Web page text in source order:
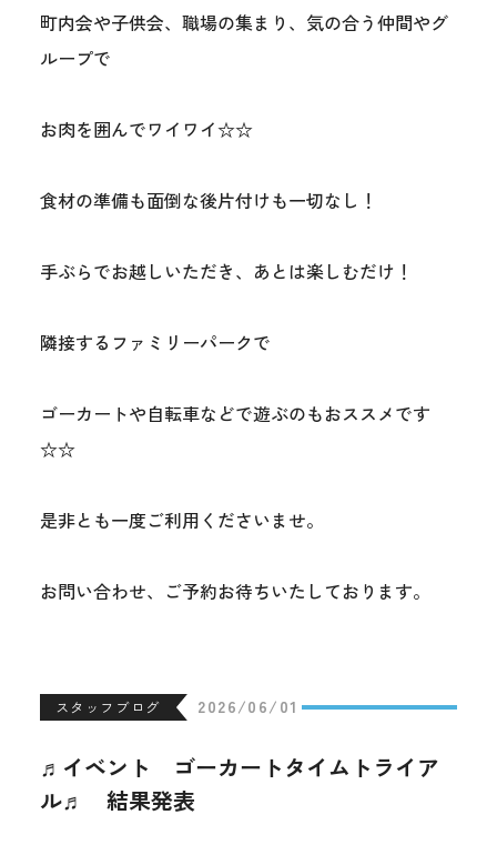
町内会や子供会、職場の集まり、気の合う仲間やグ
ループで
お肉を囲んでワイワイ☆☆
食材の準備も面倒な後片付けも一切なし！
手ぶらでお越しいただき、あとは楽しむだけ！
隣接するファミリーパークで
ゴーカートや自転車などで遊ぶのもおススメです
☆☆
是非とも一度ご利用くださいませ。
お問い合わせ、ご予約お待ちいたしております。
スタッフブログ 2026/06/01
♬イベント ゴーカートタイムトライア
ル♬ 結果発表